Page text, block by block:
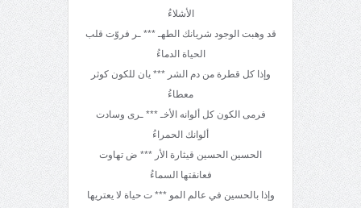
الأشلاءُ
قد وهبت الوجود شريانك الطهـ *** ـر فروّت قلب
الحياة الدماءُ
وإذا كل قطرة من دم الشر *** يان للكون كوثر
معطاءُ
فرمى الكون كل ألوانه الأخـ *** ـرى وسادت
ألوانك الحمراءُ
الحسين الحسين قيثارة الأر *** ض تهاوت
فعانقتها السماءُ
وإذا بالحسين في عالم المو *** ت حياة لا يعتريها